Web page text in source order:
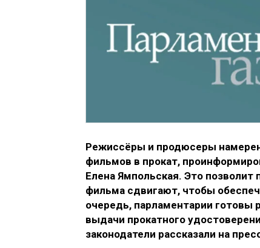
Режиссёры и продюсеры
фильмов в прокат,
Елена Ямпольская. Это позволит
фильма сдвигают, чтобы
очередь, парламентарии готовы
выдачи прокатного
законодатели рассказали на